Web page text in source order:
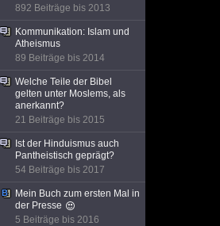
892 Beiträge bis 2013
Kommunikation: Islam und
Atheismus
89 Beiträge bis 2014
Welche Teile der Bibel
gelten unter Moslems, als
anerkannt?
21 Beiträge bis 2015
Ist der Hinduismus auch
Pantheistisch geprägt?
54 Beiträge bis 2017
Mein Buch zum ersten Mal in
der Presse
5 Beiträge bis 2016